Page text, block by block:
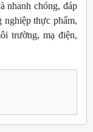
nhanh chóng, đáp
nghiệp thực phẩm,
trường, mạ điện,